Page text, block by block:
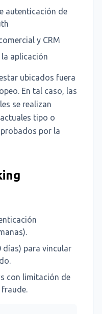
autenticación de
y CRM
aplicación
ubicados fuera
En tal caso, las
se realizan
tipo o
por la
días) para vincular
con limitación de
fraude.